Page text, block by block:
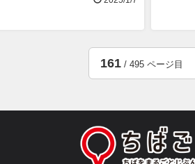
161/ 495 ページ目